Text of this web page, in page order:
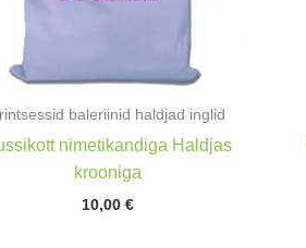
baleriinid haldjad inglid
nimetikandiga Haldjas
krooniga
10,00 €